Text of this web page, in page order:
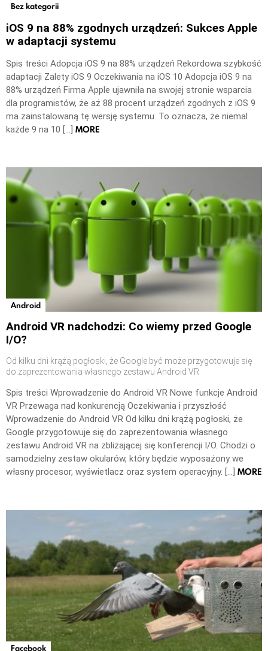
Bez kategorii
iOS 9 na 88% zgodnych urządzeń: Sukces Apple
w adaptacji systemu
Spis treści Adopcja iOS 9 na 88% urządzeń Rekordowa szybkość
adaptacji Zalety iOS 9 Oczekiwania na iOS 10 Adopcja iOS 9 na
88% urządzeń Firma Apple ujawniła na swojej stronie wsparcia
dla programistów, że aż 88 procent urządzeń zgodnych z iOS 9
ma zainstalowaną tę wersję systemu. To oznacza, że niemal
każde 9 na 10 […] MORE
Android
Android VR nadchodzi: Co wiemy przed Google
I/O?
Od kilku dni krążą pogłoski, że Google być może przygotowuje się
do zaprezentowania własnego zestawu Android VR
Spis treści Wprowadzenie do Android VR Nowe funkcje Android
VR Przewaga nad konkurencją Oczekiwania i przyszłość
Wprowadzenie do Android VR Od kilku dni krążą pogłoski, że
Google przygotowuje się do zaprezentowania własnego
zestawu Android VR na zbliżającej się konferencji I/O. Chodzi o
samodzielny zestaw okularów, który będzie wyposażony we
własny procesor, wyświetlacz oraz system operacyjny. […] MORE
Facebook